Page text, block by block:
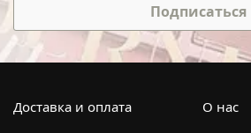
Подписаться
Доставка и оплата О нас